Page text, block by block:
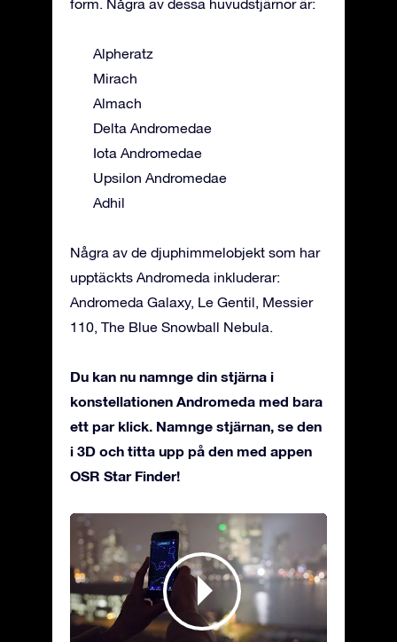
form. Några av dessa huvudstjärnor är:
Alpheratz
Mirach
Almach
Delta Andromedae
Iota Andromedae
Upsilon Andromedae
Adhil
Några av de djuphimmelobjekt som har
upptäckts Andromeda inkluderar:
Andromeda Galaxy, Le Gentil, Messier
110, The Blue Snowball Nebula.
Du kan nu namnge din stjärna i
konstellationen Andromeda med bara
ett par klick. Namnge stjärnan, se den
i 3D och titta upp på den med appen
OSR Star Finder!